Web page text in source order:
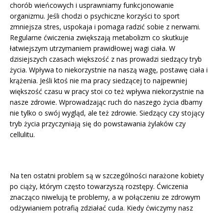
chorób wieńcowych i usprawniamy funkcjonowanie
organizmu. Jeśli chodzi o psychiczne korzyści to sport
zmniejsza stres, uspokaja i pomaga radzić sobie z nerwami.
Regularne ćwiczenia zwiększają metabolizm co skutkuje
łatwiejszym utrzymaniem prawidłowej wagi ciała. W
dzisiejszych czasach większość z nas prowadzi siedzący tryb
życia. Wpływa to niekorzystnie na naszą wagę, postawę ciała i
krążenia. Jeśli ktoś nie ma pracy siedzącej to najpewniej
większość czasu w pracy stoi co też wpływa niekorzystnie na
nasze zdrowie. Wprowadzając ruch do naszego życia dbamy
nie tylko o swój wygląd, ale też zdrowie. Siedzący czy stojący
tryb życia przyczyniają się do powstawania żylaków czy
cellulitu.
Na ten ostatni problem są w szczególności narażone kobiety
po ciąży, którym często towarzyszą rozstępy. Ćwiczenia
znacząco niwelują te problemy, a w połączeniu ze zdrowym
odżywianiem potrafią zdziałać cuda. Kiedy ćwiczymy nasz